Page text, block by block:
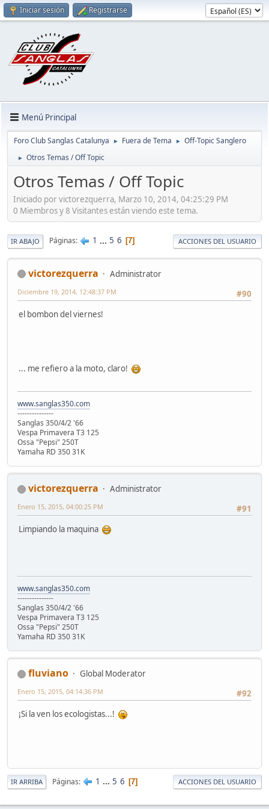
Iniciar sesión Registrarse
Menú Principal
Foro Club Sanglas Catalunya ► Fuera de Tema ► Off-Topic Sanglero
► Otros Temas / Off Topic
Otros Temas / Off Topic
Iniciado por victorezquerra, Marzo 10, 2014, 04:25:29 PM
0 Miembros y 8 Visitantes están viendo este tema.
IR ABAJO Páginas 1 ... 5 6 7 ACCIONES DEL USUARIO
victorezquerra
Administrator
#90
Diciembre 19, 2014, 12:48:37 PM
el bombon del viernes!
... me refiero a la moto, claro!
www.sanglas350.com
---------------
Sanglas 350/4/2 '66
Vespa Primavera T3 125
Ossa "Pepsi" 250T
Yamaha RD 350 31K
victorezquerra
Administrator
#91
Enero 15, 2015, 04:00:25 PM
Limpiando la maquina
www.sanglas350.com
---------------
Sanglas 350/4/2 '66
Vespa Primavera T3 125
Ossa "Pepsi" 250T
Yamaha RD 350 31K
fluviano
Global Moderator
#92
Enero 15, 2015, 04:14:36 PM
¡Si la ven los ecologistas...!
IR ARRIBA Páginas 1 ... 5 6 7 ACCIONES DEL USUARIO